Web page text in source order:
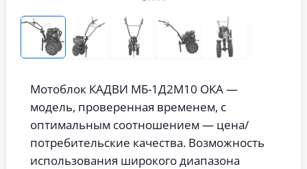
Мотоблок КАДВИ МБ-1Д2М10 ОКА —
модель, проверенная временем, с
оптимальным соотношением — цена/
потребительские качества. Возможность
использования широкого диапазона